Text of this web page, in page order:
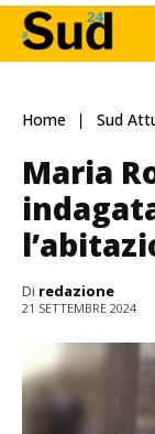
Home Sud
Maria
Di redazione
21 SETTEMBRE 2024